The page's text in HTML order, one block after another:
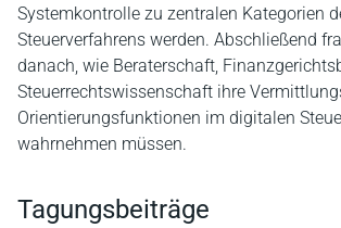
Systemkontrolle zu zentralen Kategorien
Steuerverfahrens werden. Abschließend
danach, wie Beraterschaft,
Steuerrechtswissenschaft ihre
Orientierungsfunktionen im digitalen
wahrnehmen müssen.
Tagungsbeiträge